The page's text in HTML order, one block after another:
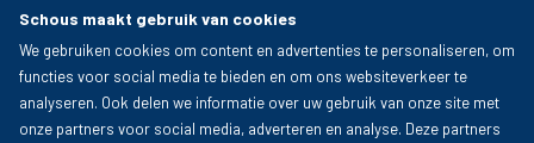
023 - 532 72 71
E: info@schous.nl
Sleutel en Slotenservice
Schous maakt gebruik van cookies
We gebruiken cookies om content en advertenties te personaliseren, om
functies voor social media te bieden en om ons websiteverkeer te
analyseren. Ook delen we informatie over uw gebruik van onze site met
onze partners voor social media, adverteren en analyse. Deze partners